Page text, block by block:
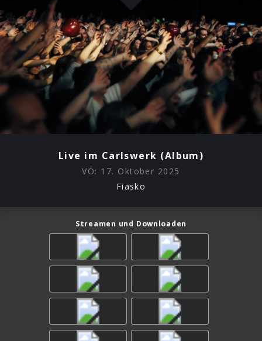
Live im Carlswerk (Album)
VÖ: 17. Oktober 2025
Fiasko
Streamen und Downloaden